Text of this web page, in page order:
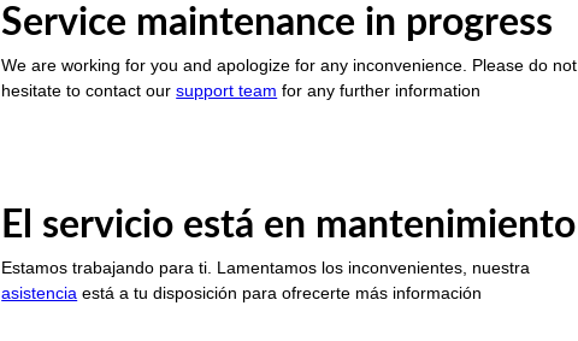
Service maintenance in progress
We are working for you and apologize for any inconvenience. Please do not
hesitate to contact oursupport team for any further information
El servicio está en mantenimiento
Estamos trabajando para ti. Lamentamos los inconvenientes, nuestra
asistencia está a tu disposición para ofrecerte más información